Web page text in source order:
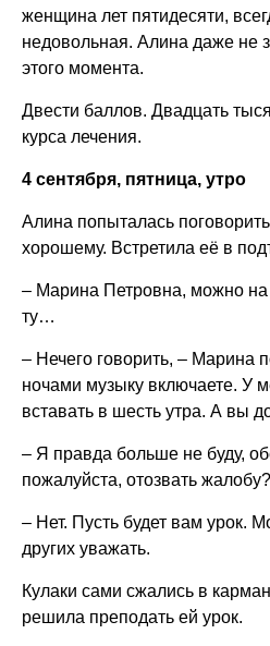
женщина лет пятидесяти,
недовольная. Алина даже не
этого момента.
Двести баллов. Двадцать
курса лечения.
4 сентября, пятница, утро
Алина попыталась
хорошему. Встретила её в
– Марина Петровна, можно
ту…
– Нечего говорить, – Марина
ночами музыку включаете. У
вставать в шесть утра. А вы
– Я правда больше не буду,
пожалуйста, отозвать жалобу?
– Нет. Пусть будет вам урок.
других уважать.
Кулаки сами сжались в
решила преподать ей урок.